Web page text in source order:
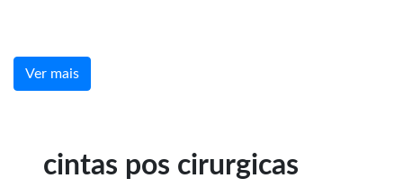
Ver mais
cintas pos cirurgicas